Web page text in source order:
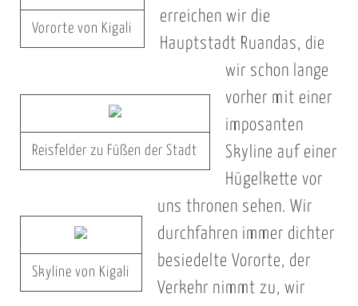
Vororte von Kigali
Reisfelder zu Füßen der Stadt
Skyline von Kigali
erreichen wir die
Hauptstadt Ruandas, die
wir schon lange
vorher mit einer
imposanten
Skyline auf einer
Hügelkette vor
uns thronen sehen. Wir
durchfahren immer dichter
besiedelte Vororte, der
Verkehr nimmt zu, wir